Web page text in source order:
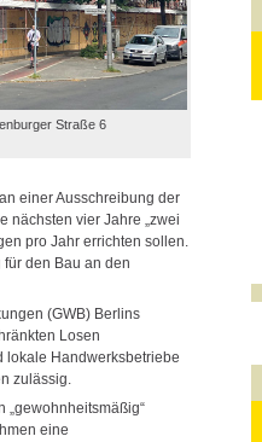
Straße 6
einer Ausschreibung der
nächsten vier Jahre „zwei
pro Jahr errichten sollen.
den Bau an den
(GWB) Berlins
Losen
lokale Handwerksbetriebe
zulässig.
„gewohnheitsmäßig“
eine